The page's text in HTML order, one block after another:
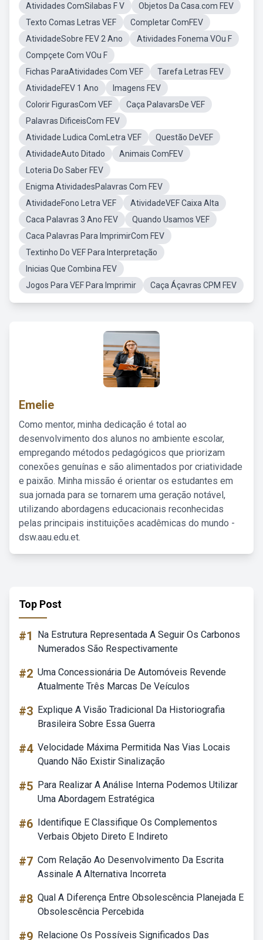
Atividades ComSilabas F V
Objetos Da Casa.com FEV
Texto Comas Letras VEF
Completar ComFEV
AtividadeSobre FEV 2 Ano
Atividades Fonema VOu F
Compçete Com VOu F
Fichas ParaAtividades Com VEF
Tarefa Letras FEV
AtividadeFEV 1 Ano
Imagens FEV
Colorir FigurasCom VEF
Caça PalavarsDe VEF
Palavras DificeisCom FEV
Atividade Ludica ComLetra VEF
Questão DeVEF
AtividadeAuto Ditado
Animais ComFEV
Loteria Do Saber FEV
Enigma AtividadesPalavras Com FEV
AtividadeFono Letra VEF
AtividadeVEF Caixa Alta
Caca Palavras 3 Ano FEV
Quando Usamos VEF
Caca Palavras Para ImprimirCom FEV
Textinho Do VEF Para Interpretação
Inicias Que Combina FEV
Jogos Para VEF Para Imprimir
Caça Áçavras CPM FEV
Emelie
Como mentor, minha dedicação é total ao
desenvolvimento dos alunos no ambiente escolar,
empregando métodos pedagógicos que priorizam
conexões genuínas e são alimentados por criatividade
e paixão. Minha missão é orientar os estudantes em
sua jornada para se tornarem uma geração notável,
utilizando abordagens educacionais reconhecidas
pelas principais instituições acadêmicas do mundo -
dsw.aau.edu.et.
Top Post
#1
Na Estrutura Representada A Seguir Os Carbonos
Numerados São Respectivamente
#2 Uma Concessionária De Automóveis Revende
Atualmente Três Marcas De Veículos
#3 Explique A Visão Tradicional Da Historiografia
Brasileira Sobre Essa Guerra
#4 Velocidade Máxima Permitida Nas Vias Locais
Quando Não Existir Sinalização
#5 Para Realizar A Análise Interna Podemos Utilizar
Uma Abordagem Estratégica
#6 Identifique E Classifique Os Complementos
Verbais Objeto Direto E Indireto
#7 Com Relação Ao Desenvolvimento Da Escrita
Assinale A Alternativa Incorreta
#8 Qual A Diferença Entre Obsolescência Planejada E
Obsolescência Percebida
#9 Relacione Os Possíveis Significados Das